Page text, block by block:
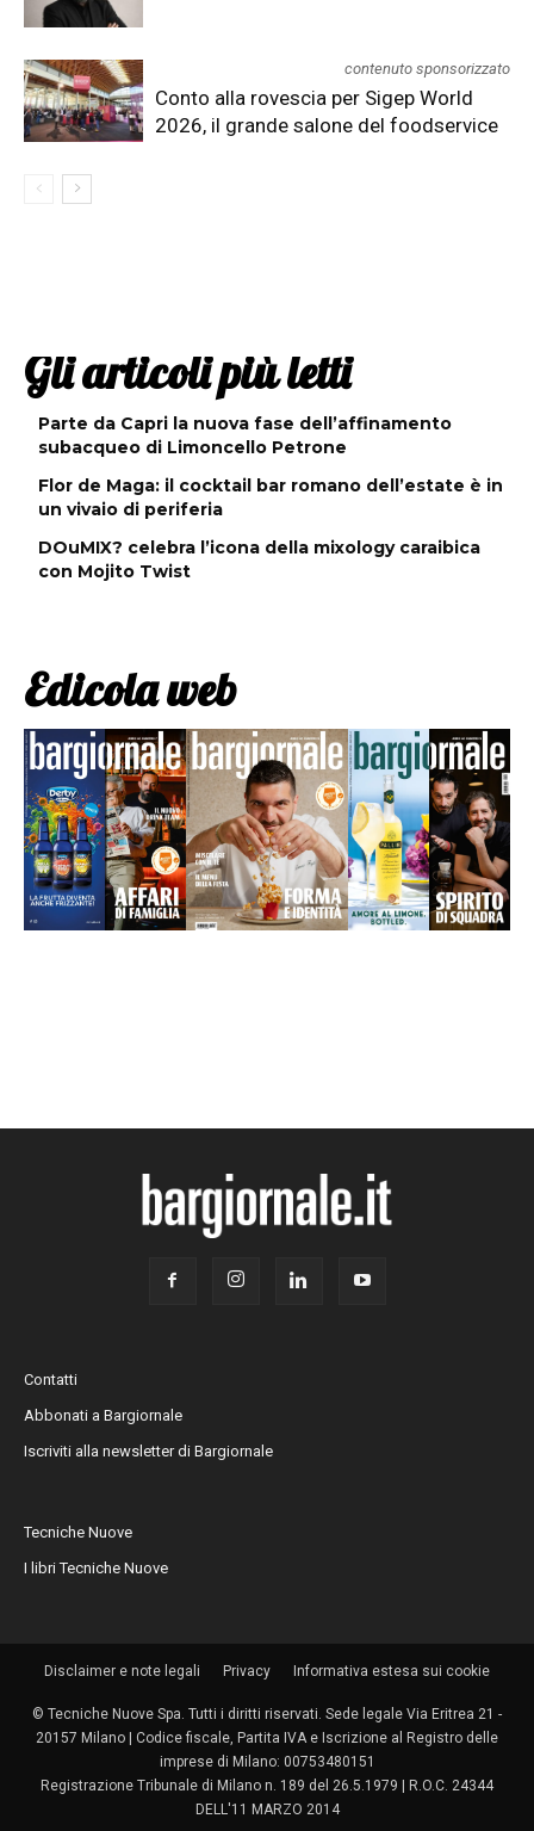
contenuto sponsorizzato
Conto alla rovescia per Sigep World
2026, il grande salone del foodservice
Gli articoli più letti
Parte da Capri la nuova fase dell’affinamento
subacqueo di Limoncello Petrone
Flor de Maga: il cocktail bar romano dell’estate è in
un vivaio di periferia
DOuMIX? celebra l’icona della mixology caraibica
con Mojito Twist
Edicola web
Contatti
Abbonati a Bargiornale
Iscriviti alla newsletter di Bargiornale
Tecniche Nuove
I libri Tecniche Nuove
Disclaimer e note legali Privacy Informativa estesa sui cookie
© Tecniche Nuove Spa. Tutti i diritti riservati. Sede legale Via Eritrea 21 -
20157 Milano | Codice fiscale, Partita IVA e Iscrizione al Registro delle
imprese di Milano: 00753480151
Registrazione Tribunale di Milano n. 189 del 26.5.1979 | R.O.C. 24344
DELL'11 MARZO 2014